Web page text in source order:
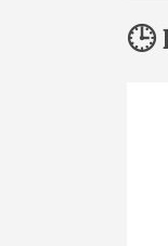
🕒